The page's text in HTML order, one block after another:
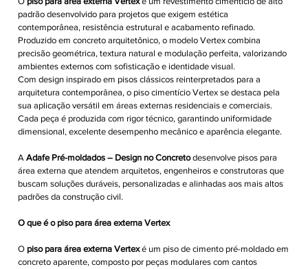
padrão desenvolvido para projetos que exigem estética
contemporânea, resistência estrutural e acabamento refinado.
Produzido em concreto arquitetônico, o modelo Vertex combina
precisão geométrica, textura natural e modulação perfeita, valorizando
ambientes externos com sofisticação e identidade visual.
Com design inspirado em pisos clássicos reinterpretados para a
arquitetura contemporânea, o piso cimentício Vertex se destaca pela
sua aplicação versátil em áreas externas residenciais e comerciais.
Cada peça é produzida com rigor técnico, garantindo uniformidade
dimensional, excelente desempenho mecânico e aparência elegante.
A Adafe Pré-moldados – Design no Concretodesenvolve pisos para
área externa que atendem arquitetos, engenheiros e construtoras que
buscam soluções duráveis, personalizadas e alinhadas aos mais altos
padrões da construção civil.
O que é o piso para área externa Vertex
O piso para área externa Vertexé um piso de cimento pré-moldado em
concreto aparente, composto por peças modulares com cantos